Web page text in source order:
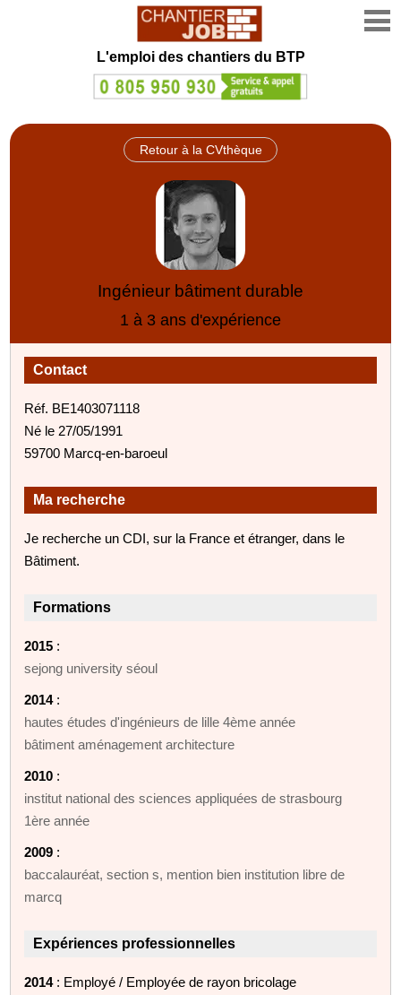
L'emploi des chantiers du BTP
Retour à la CVthèque
Ingénieur bâtiment durable
1 à 3 ans d'expérience
Contact
Réf. BE1403071118
Né le 27/05/1991
59700 Marcq-en-baroeul
Ma recherche
Je recherche un CDI, sur la France et étranger, dans le
Bâtiment.
Formations
2015 :
sejong university séoul
2014:
hautes études d'ingénieurs de lille 4ème année
bâtiment aménagement architecture
2010 :
institut national des sciences appliquées de strasbourg
1ère année
2009 :
baccalauréat, section s, mention bien institution libre de
marcq
Expériences professionnelles
2014: Employé / Employée de rayon bricolage